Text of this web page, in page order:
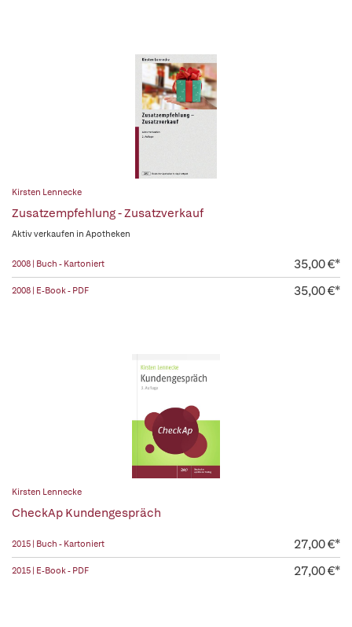
Kirsten Lennecke
Zusatzempfehlung - Zusatzverkauf
Aktiv verkaufen in Apotheken
2008 | Buch - Kartoniert 35,00 €*
2008 | E-Book - PDF 35,00 €*
Kirsten Lennecke
CheckAp Kundengespräch
2015 | Buch - Kartoniert 27,00 €*
2015 | E-Book - PDF 27,00 €*